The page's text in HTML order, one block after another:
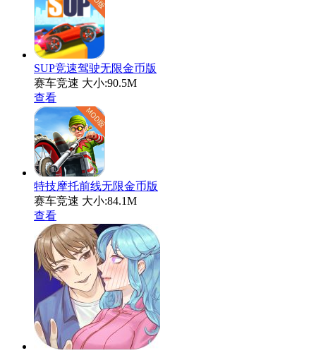
SUP竞速驾驶无限金币版
赛车竞速 大小:90.5M
查看
特技摩托前线无限金币版
赛车竞速 大小:84.1M
查看